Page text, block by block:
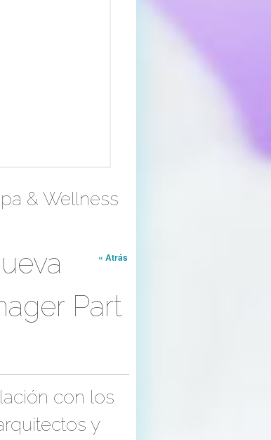
& Wellness
« Atrás
Part
con los
y